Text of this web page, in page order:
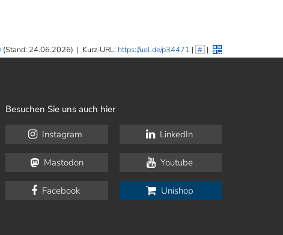
(Stand: 24.06.2026) | Kurz-URL: https://uol.de/p34471 | # |
Besuchen Sie uns auch hier
Instagram LinkedIn
Mastodon Youtube
Facebook Unishop